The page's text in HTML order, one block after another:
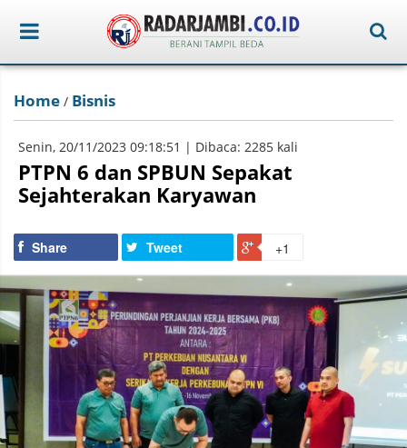
Home / Bisnis
Senin, 20/11/2023 09:18:51 | Dibaca: 2285 kali
PTPN 6 dan SPBUN Sepakat
Sejahterakan Karyawan
Share Tweet +1